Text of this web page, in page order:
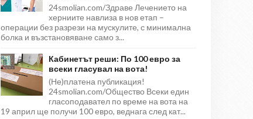
24smolian.com/Здраве Лечението на
херниите навлиза в нов етап –
операции без разрези на мускулите, с минимална
болка и възстановяване само з...
Кабинетът реши: По 100 евро за
всеки гласувал на вота!
(Не)платена публикация!
24smolian.com/Общество Всеки един
гласоподавател по време на вота на
19 април ще получи 100 евро, веднага след кат...